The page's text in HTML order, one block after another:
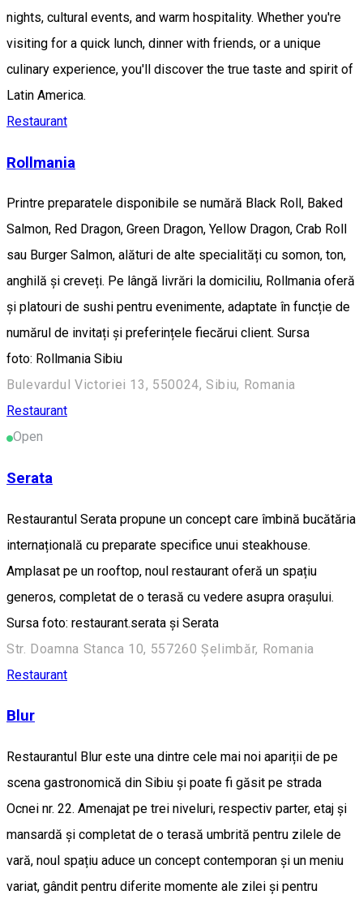
nights, cultural events, and warm hospitality. Whether you're
visiting for a quick lunch, dinner with friends, or a unique
culinary experience, you'll discover the true taste and spirit of
Latin America.
Restaurant
Rollmania
Printre preparatele disponibile se numără Black Roll, Baked
Salmon, Red Dragon, Green Dragon, Yellow Dragon, Crab Roll
sau Burger Salmon, alături de alte specialități cu somon, ton,
anghilă și creveți. Pe lângă livrări la domiciliu, Rollmania oferă
și platouri de sushi pentru evenimente, adaptate în funcție de
numărul de invitați și preferințele fiecărui client. Sursa
foto: Rollmania Sibiu
Bulevardul Victoriei 13, 550024, Sibiu, Romania
Restaurant
Open
Serata
Restaurantul Serata propune un concept care îmbină bucătăria
internațională cu preparate specifice unui steakhouse.
Amplasat pe un rooftop, noul restaurant oferă un spațiu
generos, completat de o terasă cu vedere asupra orașului.
Sursa foto: restaurant.serata și Serata
Str. Doamna Stanca 10, 557260 Șelimbăr, Romania
Restaurant
Blur
Restaurantul Blur este una dintre cele mai noi apariții de pe
scena gastronomică din Sibiu și poate fi găsit pe strada
Ocnei nr. 22. Amenajat pe trei niveluri, respectiv parter, etaj și
mansardă și completat de o terasă umbrită pentru zilele de
vară, noul spațiu aduce un concept contemporan și un meniu
variat, gândit pentru diferite momente ale zilei și pentru